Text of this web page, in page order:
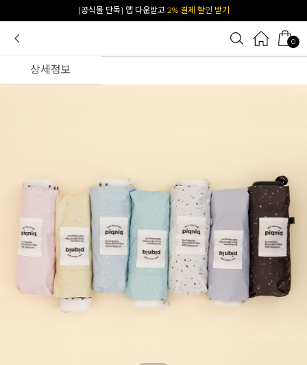
카카오 플친 추가하면1천원 즉시 할인 쿠폰
0
상세정보